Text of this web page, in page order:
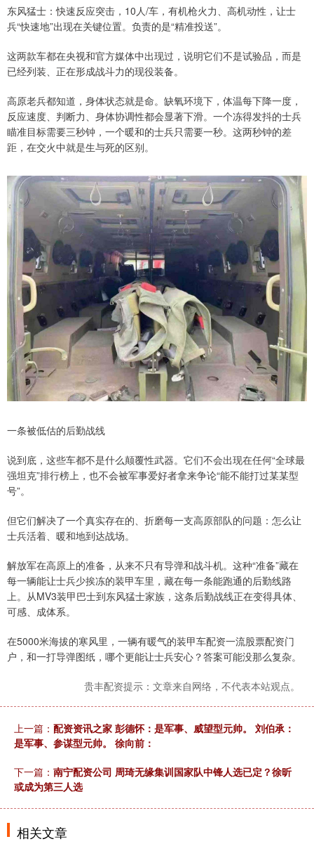
东风猛士：快速反应突击，10人/车，有机枪火力、高机动性，让士
兵“快速地”出现在关键位置。负责的是“精准投送”。
这两款车都在央视和官方媒体中出现过，说明它们不是试验品，而是
已经列装、正在形成战斗力的现役装备。
高原老兵都知道，身体状态就是命。缺氧环境下，体温每下降一度，
反应速度、判断力、身体协调性都会显著下滑。一个冻得发抖的士兵
瞄准目标需要三秒钟，一个暖和的士兵只需要一秒。这两秒钟的差
距，在交火中就是生与死的区别。
一条被低估的后勤战线
说到底，这些车都不是什么颠覆性武器。它们不会出现在任何“全球最
强坦克”排行榜上，也不会被军事爱好者拿来争论“能不能打过某某型
号”。
但它们解决了一个真实存在的、折磨每一支高原部队的问题：怎么让
士兵活着、暖和地到达战场。
解放军在高原上的准备，从来不只有导弹和战斗机。这种“准备”藏在
每一辆能让士兵少挨冻的装甲车里，藏在每一条能跑通的后勤线路
上。从MV3装甲巴士到东风猛士家族，这条后勤战线正在变得具体、
可感、成体系。
在5000米海拔的寒风里，一辆有暖气的装甲车配资一流股票配资门
户，和一打导弹图纸，哪个更能让士兵安心？答案可能没那么复杂。
贵丰配资提示：文章来自网络，不代表本站观点。
上一篇： 配资资讯之家 彭德怀：是军事、威望型元帅。 刘伯承：
是军事、参谋型元帅。 徐向前：
下一篇： 南宁配资公司 周琦无缘集训国家队中锋人选已定？徐昕
或成为第三人选
相关文章